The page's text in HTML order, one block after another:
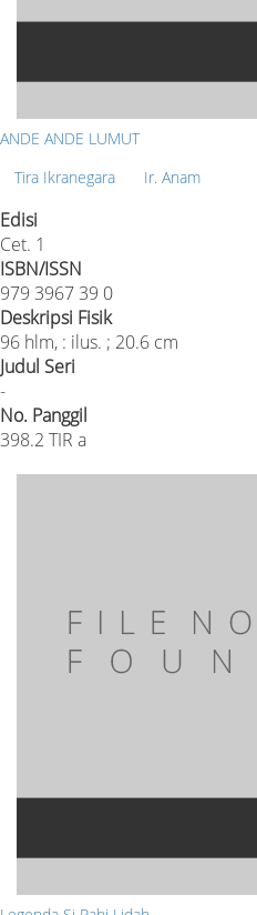
ANDE ANDE LUMUT
Tira Ikranegara
Ir. Anam
Edisi
Cet. 1
ISBN/ISSN
979 3967 39 0
Deskripsi Fisik
96 hlm, : ilus. ; 20.6 cm
Judul Seri
-
No. Panggil
398.2 TIR a